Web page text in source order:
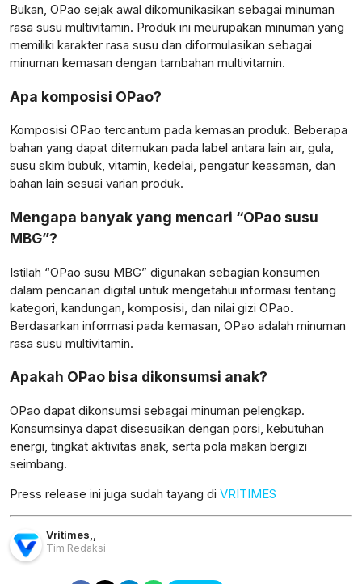
Bukan, OPao sejak awal dikomunikasikan sebagai minuman
rasa susu multivitamin. Produk ini meurupakan minuman yang
memiliki karakter rasa susu dan diformulasikan sebagai
minuman kemasan dengan tambahan multivitamin.
Apa komposisi OPao?
Komposisi OPao tercantum pada kemasan produk. Beberapa
bahan yang dapat ditemukan pada label antara lain air, gula,
susu skim bubuk, vitamin, kedelai, pengatur keasaman, dan
bahan lain sesuai varian produk.
Mengapa banyak yang mencari “OPao susu
MBG”?
Istilah “OPao susu MBG” digunakan sebagian konsumen
dalam pencarian digital untuk mengetahui informasi tentang
kategori, kandungan, komposisi, dan nilai gizi OPao.
Berdasarkan informasi pada kemasan, OPao adalah minuman
rasa susu multivitamin.
Apakah OPao bisa dikonsumsi anak?
OPao dapat dikonsumsi sebagai minuman pelengkap.
Konsumsinya dapat disesuaikan dengan porsi, kebutuhan
energi, tingkat aktivitas anak, serta pola makan bergizi
seimbang.
Press release ini juga sudah tayang di VRITIMES
Vritimes
Tim Redaksi